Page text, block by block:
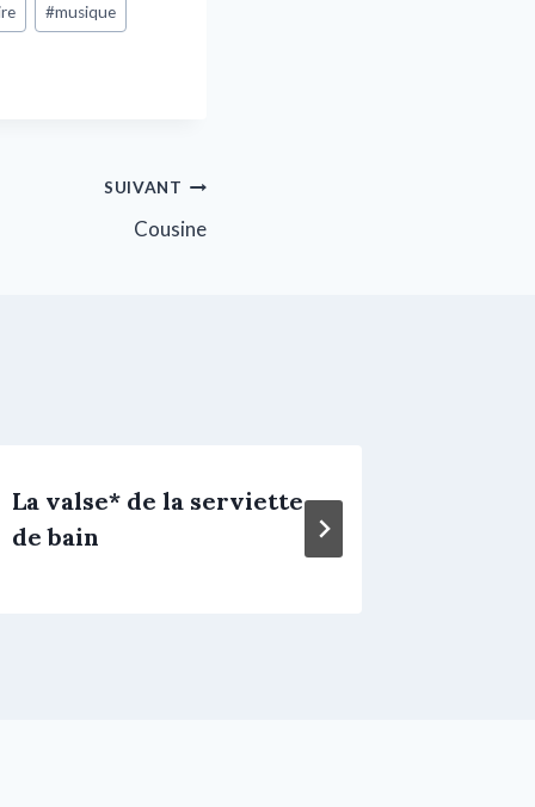
#musique
SUIVANT
Cousine
La valse* de la serviette
de bain